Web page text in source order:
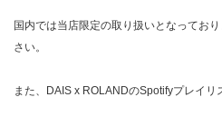
国内では当店限定の取り扱いとなってお
さい。
また、DAIS x ROLANDのSpotifyプレイリ